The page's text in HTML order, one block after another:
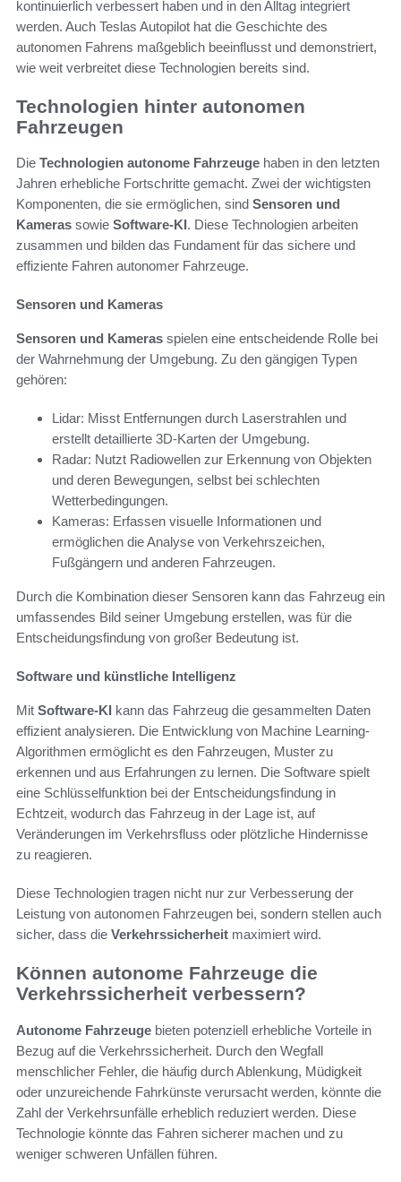
kontinuierlich verbessert haben und in den Alltag integriert
werden. Auch Teslas Autopilot hat die Geschichte des
autonomen Fahrens maßgeblich beeinflusst und demonstriert,
wie weit verbreitet diese Technologien bereits sind.
Technologien hinter autonomen
Fahrzeugen
Die Technologien autonome Fahrzeuge haben in den letzten
Jahren erhebliche Fortschritte gemacht. Zwei der wichtigsten
Komponenten, die sie ermöglichen, sind Sensoren und
Kameras sowie Software-KI. Diese Technologien arbeiten
zusammen und bilden das Fundament für das sichere und
effiziente Fahren autonomer Fahrzeuge.
Sensoren und Kameras
Sensoren und Kameras spielen eine entscheidende Rolle bei
der Wahrnehmung der Umgebung. Zu den gängigen Typen
gehören:
Lidar: Misst Entfernungen durch Laserstrahlen und
erstellt detaillierte 3D-Karten der Umgebung.
Radar: Nutzt Radiowellen zur Erkennung von Objekten
und deren Bewegungen, selbst bei schlechten
Wetterbedingungen.
Kameras: Erfassen visuelle Informationen und
ermöglichen die Analyse von Verkehrszeichen,
Fußgängern und anderen Fahrzeugen.
Durch die Kombination dieser Sensoren kann das Fahrzeug ein
umfassendes Bild seiner Umgebung erstellen, was für die
Entscheidungsfindung von großer Bedeutung ist.
Software und künstliche Intelligenz
Mit Software-KI kann das Fahrzeug die gesammelten Daten
effizient analysieren. Die Entwicklung von Machine Learning-
Algorithmen ermöglicht es den Fahrzeugen, Muster zu
erkennen und aus Erfahrungen zu lernen. Die Software spielt
eine Schlüsselfunktion bei der Entscheidungsfindung in
Echtzeit, wodurch das Fahrzeug in der Lage ist, auf
Veränderungen im Verkehrsfluss oder plötzliche Hindernisse
zu reagieren.
Diese Technologien tragen nicht nur zur Verbesserung der
Leistung von autonomen Fahrzeugen bei, sondern stellen auch
sicher, dass die Verkehrssicherheit maximiert wird.
Können autonome Fahrzeuge die
Verkehrssicherheit verbessern?
Autonome Fahrzeuge bieten potenziell erhebliche Vorteile in
Bezug auf die Verkehrssicherheit. Durch den Wegfall
menschlicher Fehler, die häufig durch Ablenkung, Müdigkeit
oder unzureichende Fahrkünste verursacht werden, könnte die
Zahl der Verkehrsunfälle erheblich reduziert werden. Diese
Technologie könnte das Fahren sicherer machen und zu
weniger schweren Unfällen führen.